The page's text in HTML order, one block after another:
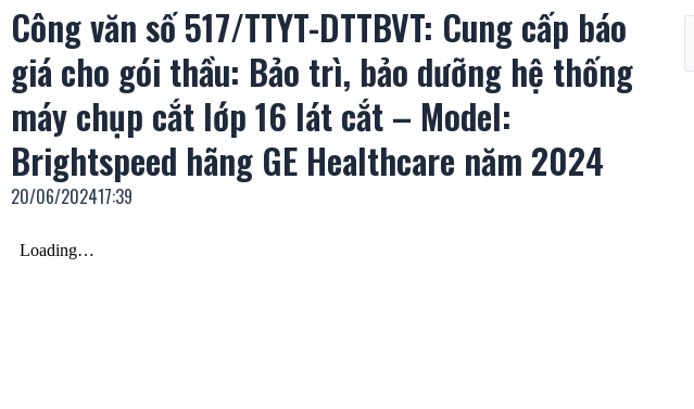
Công văn số 517/TTYT-DTTBVT: Cung cấp báo
giá cho gói thầu: Bảo trì, bảo dưỡng hệ thống
máy chụp cắt lớp 16 lát cắt – Model:
Brightspeed hãng GE Healthcare năm 2024
20/06/202417:39